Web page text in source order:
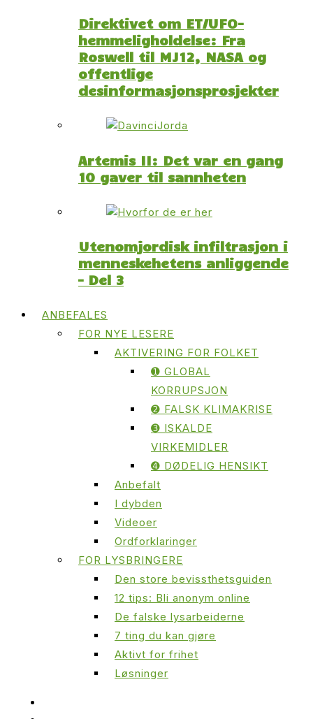
Direktivet om ET/UFO-
hemmeligholdelse: Fra
Roswell til MJ12, NASA og
offentlige
desinformasjonsprosjekter
Artemis II: Det var en gang
10 gaver til sannheten
Utenomjordisk infiltrasjon i
menneskehetens anliggende
– Del 3
ANBEFALES
FOR NYE LESERE
AKTIVERING FOR FOLKET
➊ GLOBAL
KORRUPSJON
➋ FALSK KLIMAKRISE
➌ ISKALDE
VIRKEMIDLER
➍ DØDELIG HENSIKT
Anbefalt
I dybden
Videoer
Ordforklaringer
FOR LYSBRINGERE
Den store bevissthetsguiden
12 tips: Bli anonym online
De falske lysarbeiderne
7 ting du kan gjøre
Aktivt for frihet
Løsninger